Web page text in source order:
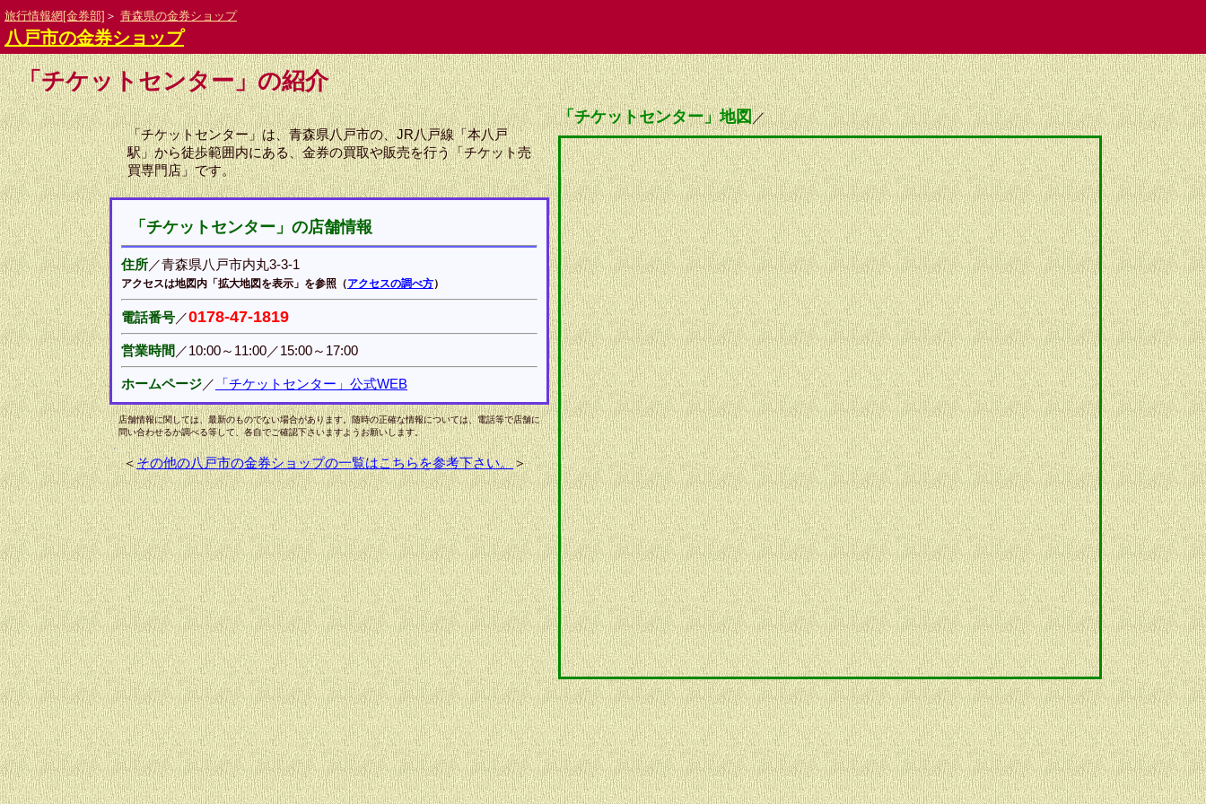
「チケットセンター」の紹介
「チケットセンター」は、青森県八戸市の、JR八戸線「本八戸
駅」から徒歩範囲内にある、金券の買取や販売を行う「チケット売
買専門店」です。
「チケットセンター」地図／
「チケットセンター」の店舗情報
住所／青森県八戸市内丸3-3-1
アクセスは地図内「拡大地図を表示」を参照（アクセスの調べ方）
電話番号／0178-47-1819
営業時間 ／10:00～11:00／15:00～17:00
ホームページ／ 「チケットセンター」公式WEB
店舗情報に関しては、最新のものでない場合があります。随時の正確な情報については、電話等で店舗に
問い合わせるか調べる等して、各自でご確認下さいますようお願いします。
＜その他の八戸市の金券ショップの一覧はこちらを参考下さい。＞
旅行情報網[金券部] ＞ 青森県の金券ショップ
八戸市の金券ショップ